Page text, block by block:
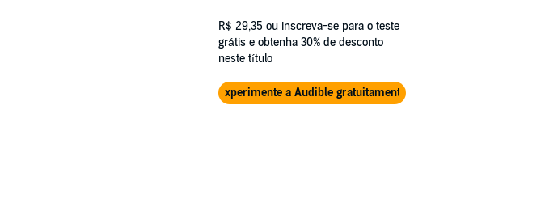
R$ 29,35 ou inscreva-se para o teste
grátis e obtenha 30% de desconto
neste título
Experimente a Audible gratuitamente